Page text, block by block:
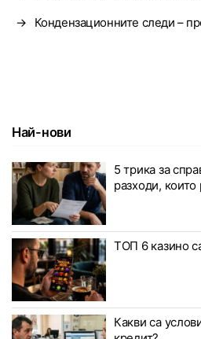
→ Кондензационните следи –
Най-нови
5 трика за
разходи, които
ТОП 6 казино
Какви са